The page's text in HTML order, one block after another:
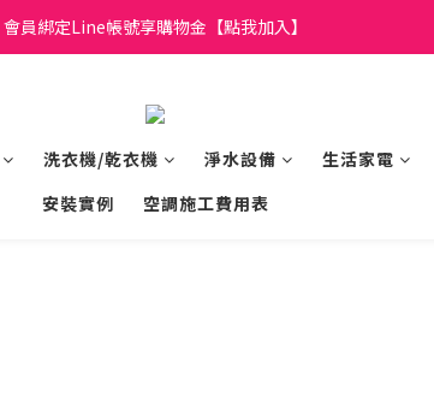
日立家電、國際牌 原廠管制價格 私訊優惠價
會員綁定Line帳號享購物金【點我加入】
洗衣機/乾衣機 淨水設備 生活家電
安裝實例
空調施工費用表